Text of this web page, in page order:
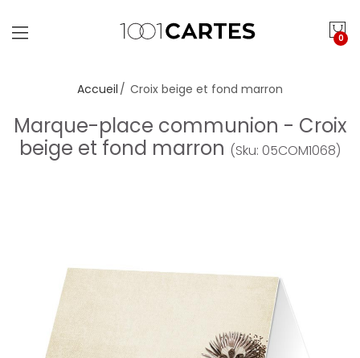
0
Accueil Croix beige et fond marron
Marque-place communion - Croix
beige et fond marron (Sku: 05COM1068)